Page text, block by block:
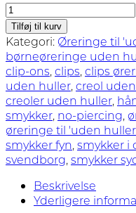
Creol
til
uden
huller
-
gunmetal
antal
Tilføj til kurv
Kategori: Øreringe til
børneøreringe uden
clip-ons, clips, clips
uden huller, creol
creoler uden huller,
smykker, no-piercing,
øreringe til 'uden
smykker fyn, smykker i
svendborg, smykker
Beskrivelse
Yderligere